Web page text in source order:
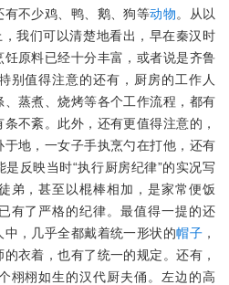
不少鸡、鸭、鹅、狗等动物。从以
，我们可以清楚地看出，早在秦汉时
原料已经十分丰富，或者说是齐鲁
别值得注意的还有，厨房的工作人
蒸煮、烧烤等各个工作流程，都有
不紊。此外，还有更值得注意的，
地，一女子手执烹勺在打他，还有
反映当时“执行厨房纪律”的实况写
弟，甚至以棍棒相加，是家常便饭
有了严格的纪律。最值得一提的还
，几乎全都戴着统一形状的帽子 ，
衣着，也有了统一的规定。还有，
栩栩如生的汉代厨夫俑。左边的高